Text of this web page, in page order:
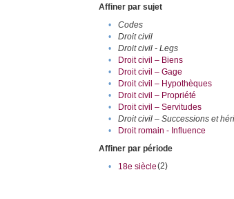
Affiner par sujet
•
Codes
•
Droit civil
•
Droit civil - Legs
•
Droit civil – Biens
•
Droit civil – Gage
•
Droit civil – Hypothèques
•
Droit civil – Propriété
•
Droit civil – Servitudes
•
Droit civil – Successions et
•
Droit romain - Influence
Affiner par période
•
18e siècle(2)